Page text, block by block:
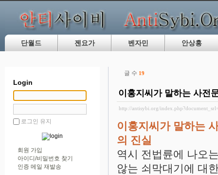
단월드 젠요가 벤자민 안상홍
Login
로그인 유지
회원 가입
아이디/비밀번호 찾기
인증 메일 재발송
글 수 19
이홍지씨가 말하는 사전
http://antisybi.org/
이홍지씨가 말하는
의 진실
역시 전법륜에 나오
않는 쇠막대기에 대